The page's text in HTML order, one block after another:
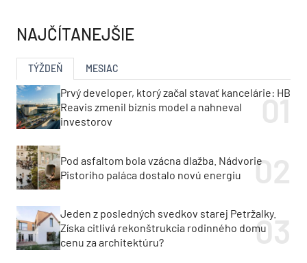
NAJČÍTANEJŠIE
TÝŽDEŇ MESIAC
Prvý developer, ktorý začal stavať kancelárie: HB
Reavis zmenil biznis model a nahneval
investorov
Pod asfaltom bola vzácna dlažba. Nádvorie
Pistoriho paláca dostalo novú energiu
Jeden z posledných svedkov starej Petržalky.
Získa citlivá rekonštrukcia rodinného domu
cenu za architektúru?